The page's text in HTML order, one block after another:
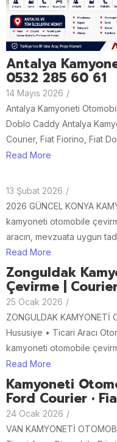
Antalya
0532 285 60 61
14 Mayıs 2026 /
Antalya Kamyoneti
Doblo Caddy Antalya
Courier, Fiat Fiorino, Fiat
Read More
13 Şubat 2026 /
2026 GÜNCEL KONYA
kamyoneti otomobile
aracın, mevzuata uygun
Read More
Zonguldak
Çevirme |
25 Ocak 2026 /
ZONGULDAK KAMYONETİ
Hususiye • Ticari Aracı
kamyoneti otomobile
Read More
Kamyoneti
Ford Courier •
24 Ocak 2026 /
VAN KAMYONETİ